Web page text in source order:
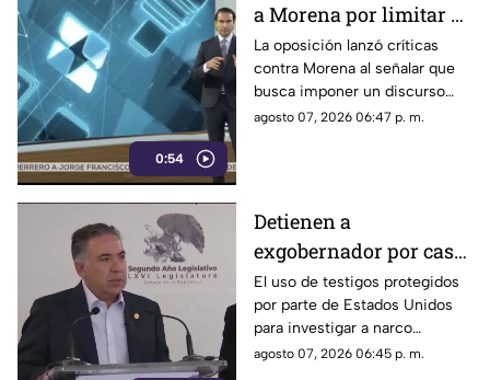
0:54
a Morena por limitar el
debate político
La oposición lanzó críticas
contra Morena al señalar que
busca imponer un discurso
único y limitar las voces que
agosto 07, 2026 06:47 p. m.
Detienen a
exgobernador por caso
Ayotzinapa y desaforan
a alcaldes
El uso de testigos protegidos
por parte de Estados Unidos
para investigar a narco
políticos ha sido cuestionado
agosto 07, 2026 06:45 p. m.